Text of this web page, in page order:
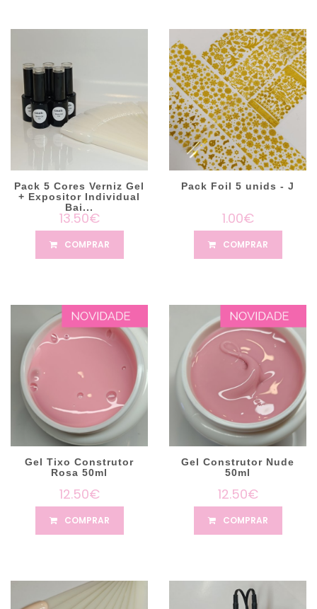
Pack 5 Cores Verniz Gel
+ Expositor Individual
Bai...
13.50€
COMPRAR
Pack Foil 5 unids - J
1.00€
COMPRAR
Gel Tixo Construtor
Rosa 50ml
12.50€
COMPRAR
Gel Construtor Nude
50ml
12.50€
COMPRAR